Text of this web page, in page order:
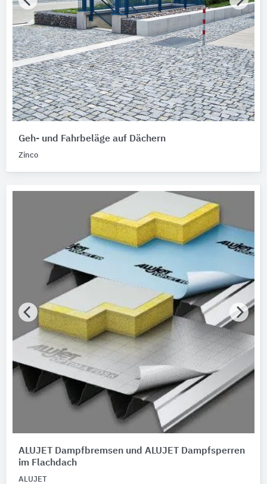
Geh- und Fahrbeläge auf Dächern
Zinco
ALUJET Dampfbremsen und ALUJET Dampfsperren
im Flachdach
ALUJET